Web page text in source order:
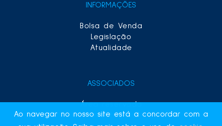
INFORMAÇÕES
Bolsa de Venda
Legislação
Atualidade
ASSOCIADOS
Área reservada
Novo Registo
Ao navegar no nosso site está a concordar com a